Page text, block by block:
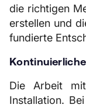
die richtigen
erstellen und
fundierte
Die Arbeit
Installation.